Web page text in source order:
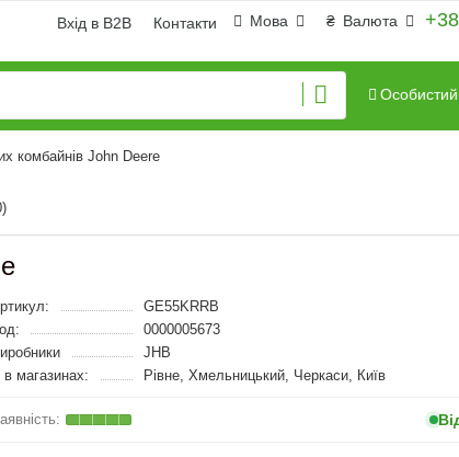
₴ Валюта
Мова
Вхід в B2B Контакти
Особистий
комбайнів John Deere
GE55KRRB
0000005673
JHB
магазинах:
Рівне, Хмельницький, Черкаси, Київ